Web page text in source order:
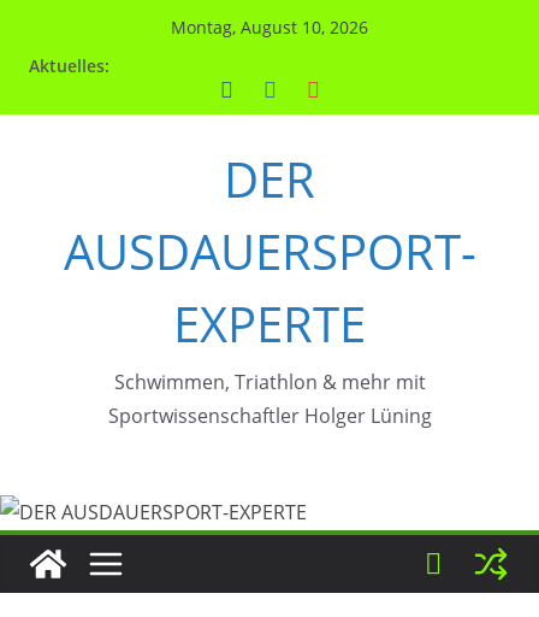
Montag, August 10, 2026
Aktuelles:
DER
AUSDAUERSPORT-
EXPERTE
Schwimmen, Triathlon & mehr mit
Sportwissenschaftler Holger Lüning